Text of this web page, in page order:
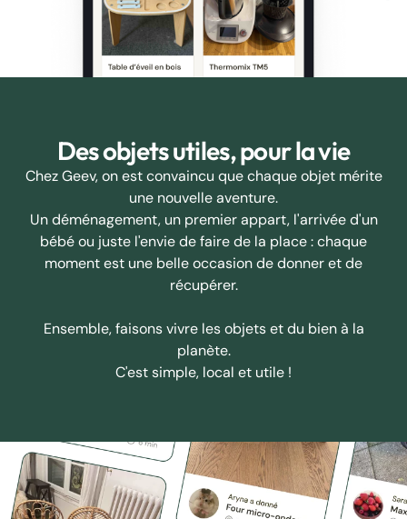
Des objets utiles, pour la vie
Chez Geev, on est convaincu que chaque objet mérite
une nouvelle aventure.
Un déménagement, un premier appart, l'arrivée d'un
bébé ou juste l'envie de faire de la place : chaque
moment est une belle occasion de donner et de
récupérer.
Ensemble, faisons vivre les objets et du bien à la
planète.
C'est simple, local et utile !